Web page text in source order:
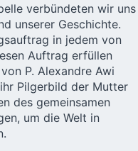
verbündeten wir uns
unserer Geschichte.
in jedem von
Auftrag erfüllen
P. Alexandre Awi
Pilgerbild der Mutter
des gemeinsamen
um die Welt in